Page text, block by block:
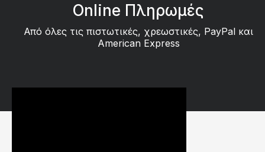
Online Πληρωμές
Από όλες τις πιστωτικές, χρεωστικές, PayPal και
American Express